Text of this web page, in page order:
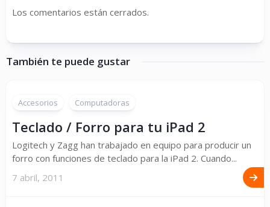
Los comentarios están cerrados.
También te puede gustar
Accesorios Computadoras
Teclado / Forro para tu iPad 2
Logitech y Zagg han trabajado en equipo para producir un
forro con funciones de teclado para la iPad 2. Cuando...
7 abril, 2011